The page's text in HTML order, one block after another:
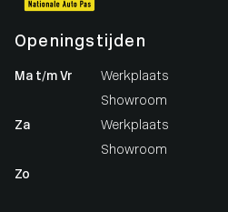
Openingstijden
Ma t/m Vr
Werkplaats
Showroom
Za
Werkplaats
Showroom
Zo